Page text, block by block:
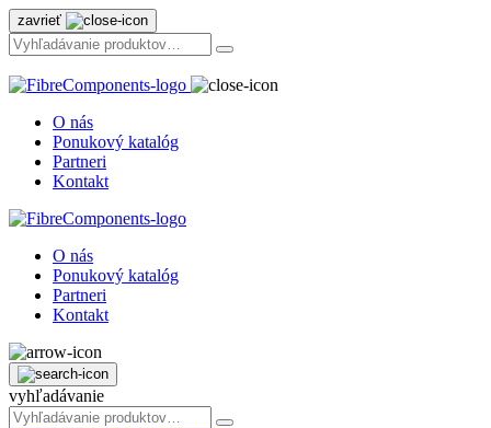
zavrieť
O nás
Ponukový katalóg
Partneri
Kontakt
O nás
Ponukový katalóg
Partneri
Kontakt
vyhľadávanie